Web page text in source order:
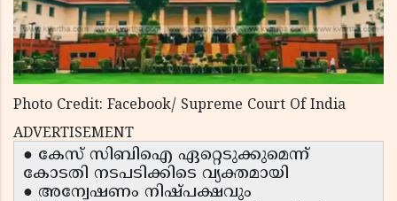
Photo Credit: Facebook/ Supreme Court Of India
ADVERTISEMENT
● കേസ് സിബിഐ ഏറ്റെടുക്കുമെന്ന്
കോടതി നടപടിക്കിടെ വ്യക്തമായി
● അന്വേഷണം നിഷ്പക്ഷവും